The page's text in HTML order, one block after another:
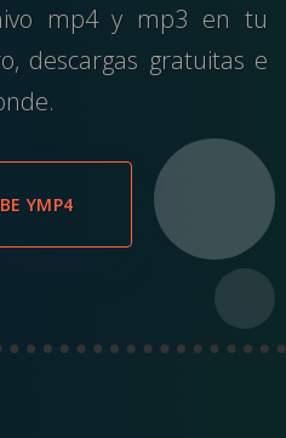
mp4 y mp3 en tu
descargas gratuitas e
YMP4